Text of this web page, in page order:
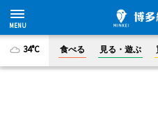
34°C 食べる 見る・遊ぶ